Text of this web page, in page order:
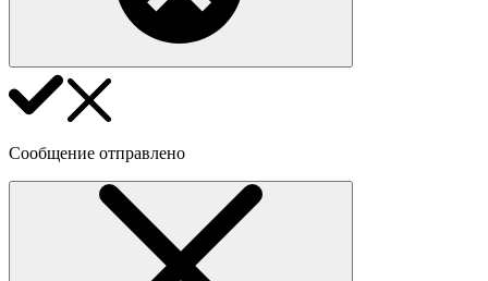
Сообщение отправлено